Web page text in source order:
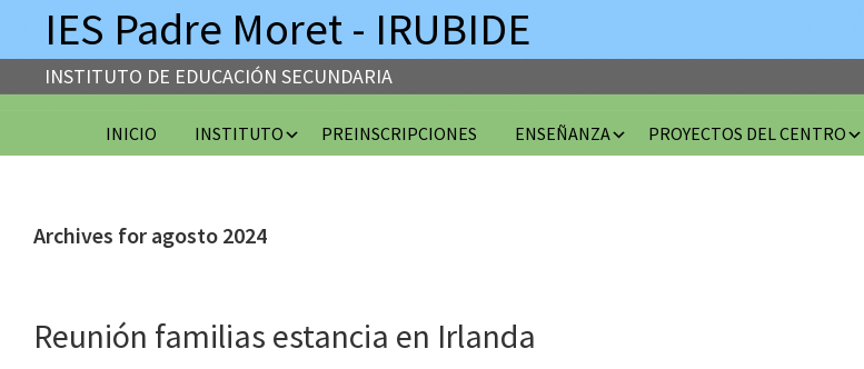
IES Padre Moret - IRUBIDE
INSTITUTO DE EDUCACIÓN SECUNDARIA
to
navigation
to
content
to
sidebar
INICIO INSTITUTO PREINSCRIPCIONES ENSEÑANZA PROYECTOS DEL CENTRO
Archives for agosto 2024
Reunión familias estancia en Irlanda